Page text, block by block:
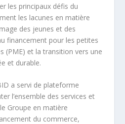
les principaux défis du
les lacunes en matière
des jeunes et des
financement pour les petites
(PME) et la transition vers une
et durable.
a servi de plateforme
l’ensemble des services et
Groupe en matière
du commerce,